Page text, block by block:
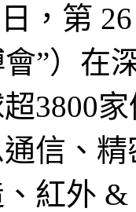
，第
”）在
3800
信、
紅外